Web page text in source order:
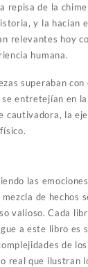
repisa de la
y la hacían
relevantes hoy
humana.
superaban con
entretejían en
la
las
de hechos
valioso. Cada
a este libro es
de
real que ilustran